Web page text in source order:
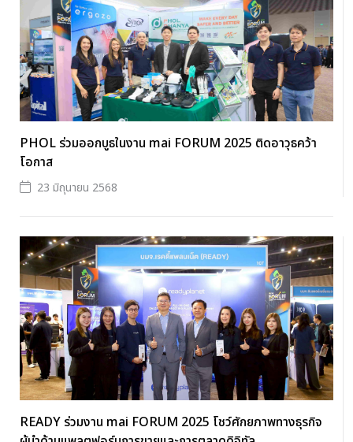
PHOL ร่วมออกบูธในงาน mai FORUM 2025 ติดอาวุธคว้า
โอกาส
23 มิถุนายน 2568
READY ร่วมงาน mai FORUM 2025 โชว์ศักยภาพทางธุรกิจ